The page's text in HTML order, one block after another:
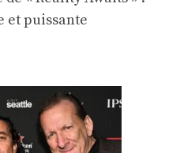
et puissante